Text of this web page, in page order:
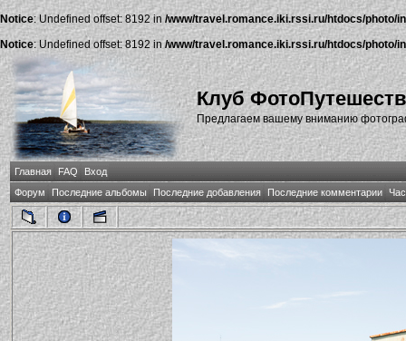
Notice: Undefined offset: 8192 in /www/travel.romance.iki.rssi.ru/htdocs/photo/
Notice: Undefined offset: 8192 in/www/travel.romance.iki.rssi.ru/htdocs/photo/
Клуб
Предлагаем вашему вниманию
Главная FAQ
Вход
Форум
Последние альбомы Последние добавления Последние комментарии